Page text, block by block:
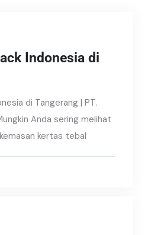
Indonesia di
di Tangerang | PT.
Anda sering melihat
kertas tebal